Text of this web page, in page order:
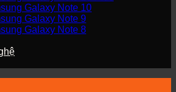
Galaxy Note 10
Galaxy Note 9
Galaxy Note 8